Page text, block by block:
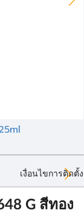
เงื่อนไขการติดตั้ง
G สีทอง